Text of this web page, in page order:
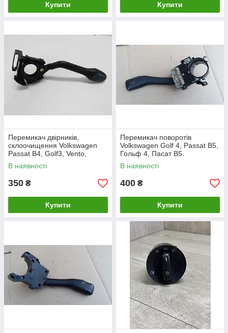
Купити Купити
Перемикач двірників,
склоочищення Volkswagen
Passat B4, Golf3, Vento,
Пассат Б4, Гольф 3, Венто.
1H6953503F.
В наявності
350 ₴
Купити
Перемикач поворотів
Volkswagen Golf 4, Passat B5,
Гольф 4, Пасат B5.
8L0953513G.
В наявності
400 ₴
Купити